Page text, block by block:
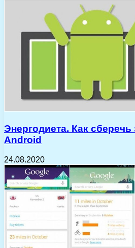
Энергодиета. Как сберечь
Android
24.08.2020